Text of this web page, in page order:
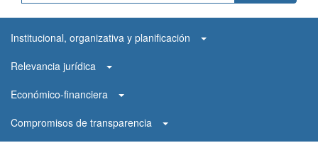
Institucional, organizativa y planificación
Relevancia jurídica
Económico-financiera
Compromisos de transparencia